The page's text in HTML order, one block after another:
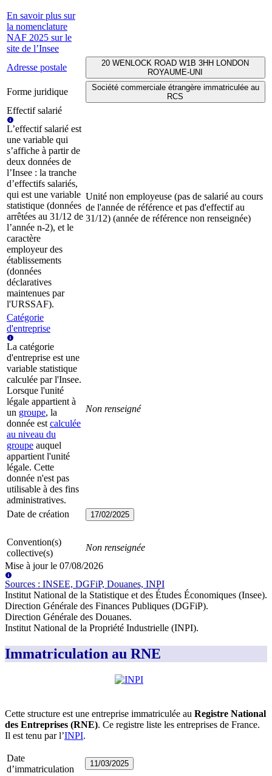
En savoir plus sur
la nomenclature
NAF 2025 sur le
site de l’Insee
Adresse postale
20 WENLOCK ROAD W1B 3HH LONDON
ROYAUME-UNI
Forme juridique
Société commerciale étrangère immatriculée au
RCS
Effectif salarié
L’effectif salarié est
une variable qui
s’affiche à partir de
deux données de
l’Insee : la tranche
d’effectifs salariés,
qui est une variable
statistique (données
arrêtées au 31/12 de
l’année n-2), et le
caractère
employeur des
établissements
(données
déclaratives
maintenues par
l'URSSAF).
Unité non employeuse (pas de salarié au cours
de l'année de référence et pas d'effectif au
31/12) (année de référence non renseignée)
Catégorie
d'entreprise
La catégorie
d'entreprise est une
variable statistique
calculée par l'Insee.
Lorsque l'unité
légale appartient à
un groupe, la
donnée est calculée
au niveau du
groupe auquel
appartient l'unité
légale. Cette
donnée n'est pas
utilisable à des fins
administratives.
Non renseigné
Date de création 17/02/2025
Convention(s)
collective(s)
Non renseignée
Mise à jour le 07/08/2026
Sources : INSEE, DGFiP, Douanes, INPI
Institut National de la Statistique et des Études Économiques (Insee).
Direction Générale des Finances Publiques (DGFiP).
Direction Générale des Douanes.
Institut National de la Propriété Industrielle (INPI).
Immatriculation au RNE
Cette structure est une entreprise immatriculée au Registre National
des Entreprises (RNE). Ce registre liste les entreprises de France.
Il est tenu par l’INPI.
Date
d’immatriculation
11/03/2025